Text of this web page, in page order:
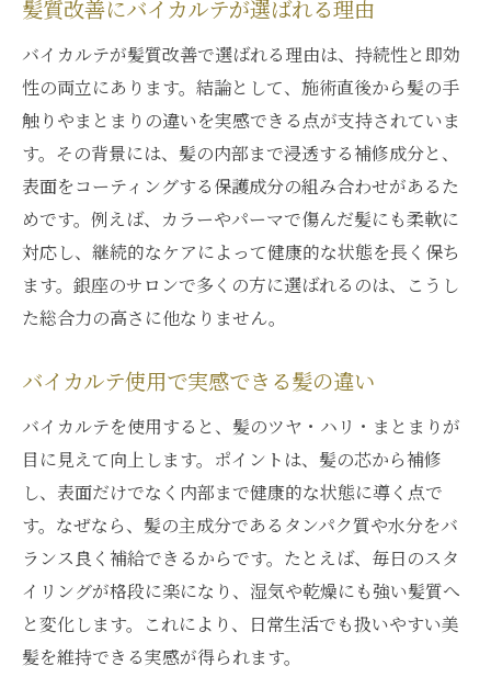
髪質改善にバイカルテと縮毛矯正どちらが
最適？
バイカルテの特徴と縮毛矯正の違いを解説
髪質改善でバイカルテを選ぶべき理由
バイカルテと縮毛矯正のメリット比較
髪質改善にバイカルテが選ばれる理由
バイカルテが髪質改善で選ばれる理由は、持続性と即効
性の両立にあります。結論として、施術直後から髪の手
触りやまとまりの違いを実感できる点が支持されていま
す。その背景には、髪の内部まで浸透する補修成分と、
表面をコーティングする保護成分の組み合わせがあるた
めです。例えば、カラーやパーマで傷んだ髪にも柔軟に
対応し、継続的なケアによって健康的な状態を長く保ち
ます。銀座のサロンで多くの方に選ばれるのは、こうし
た総合力の高さに他なりません。
バイカルテ使用で実感できる髪の違い
バイカルテを使用すると、髪のツヤ・ハリ・まとまりが
目に見えて向上します。ポイントは、髪の芯から補修
し、表面だけでなく内部まで健康的な状態に導く点で
す。なぜなら、髪の主成分であるタンパク質や水分をバ
ランス良く補給できるからです。たとえば、毎日のスタ
イリングが格段に楽になり、湿気や乾燥にも強い髪質へ
と変化します。これにより、日常生活でも扱いやすい美
髪を維持できる実感が得られます。